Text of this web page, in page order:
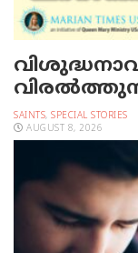
SAINTS, SPECIAL STORIES
AUGUST 8, 2026